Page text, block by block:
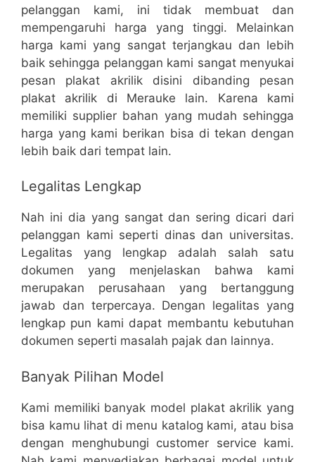
pelanggan kami, ini tidak membuat dan
mempengaruhi harga yang tinggi. Melainkan
harga kami yang sangat terjangkau dan lebih
baik sehingga pelanggan kami sangat menyukai
pesan plakat akrilik disini dibanding pesan
plakat akrilik di Merauke lain. Karena kami
memiliki supplier bahan yang mudah sehingga
harga yang kami berikan bisa di tekan dengan
lebih baik dari tempat lain.
Legalitas Lengkap
Nah ini dia yang sangat dan sering dicari dari
pelanggan kami seperti dinas dan universitas.
Legalitas yang lengkap adalah salah satu
dokumen yang menjelaskan bahwa kami
merupakan perusahaan yang bertanggung
jawab dan terpercaya. Dengan legalitas yang
lengkap pun kami dapat membantu kebutuhan
dokumen seperti masalah pajak dan lainnya.
Banyak Pilihan Model
Kami memiliki banyak model plakat akrilik yang
bisa kamu lihat di menu katalog kami, atau bisa
dengan menghubungi customer service kami.